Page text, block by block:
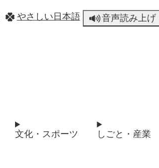
やさしい日本語 音声読み上げ
文化・スポーツ しごと・産業